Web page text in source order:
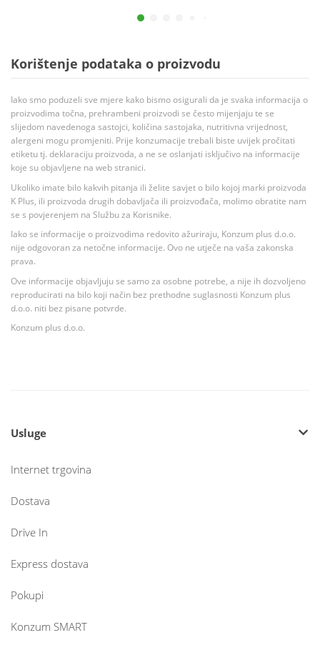
Korištenje podataka o proizvodu
Iako smo poduzeli sve mjere kako bismo osigurali da je svaka informacija o
proizvodima točna, prehrambeni proizvodi se često mijenjaju te se
slijedom navedenoga sastojci, količina sastojaka, nutritivna vrijednost,
alergeni mogu promjeniti. Prije konzumacije trebali biste uvijek pročitati
etiketu tj. deklaraciju proizvoda, a ne se oslanjati isključivo na informacije
koje su objavljene na web stranici.
Ukoliko imate bilo kakvih pitanja ili želite savjet o bilo kojoj marki proizvoda
K Plus, ili proizvoda drugih dobavljača ili proizvođača, molimo obratite nam
se s povjerenjem na Službu za Korisnike.
Iako se informacije o proizvodima redovito ažuriraju, Konzum plus d.o.o.
nije odgovoran za netočne informacije. Ovo ne utječe na vaša zakonska
prava.
Ove informacije objavljuju se samo za osobne potrebe, a nije ih dozvoljeno
reproducirati na bilo koji način bez prethodne suglasnosti Konzum plus
d.o.o. niti bez pisane potvrde.
Konzum plus d.o.o.
Usluge
Internet trgovina
Dostava
Drive In
Express dostava
Pokupi
Konzum SMART